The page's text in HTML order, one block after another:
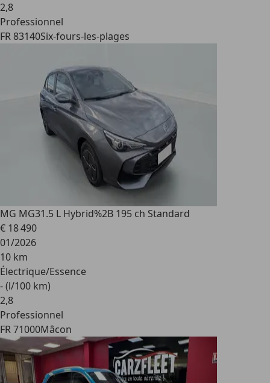
2,8
Professionnel
FR 83140Six-fours-les-plages
MG MG31.5 L Hybrid%2B 195 ch Standard
€ 18 490
01/2026
10 km
Électrique/Essence
- (l/100 km)
2,8
Professionnel
FR 71000Mâcon